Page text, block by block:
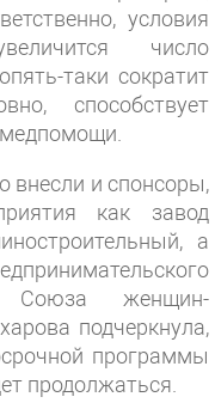
условия
число
таки сократит
способствует
внесли и спонсоры,
как завод
а
Союза женщин-
подчеркнула,
программы
продолжаться.